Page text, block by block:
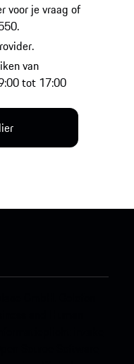
voor je vraag of
van
tot 17:00